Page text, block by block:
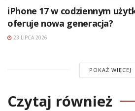
iPhone 17 w codziennym
oferuje nowa generacja?
23 LIPCA 2026
POKAŻ WIĘCEJ
Czytaj również